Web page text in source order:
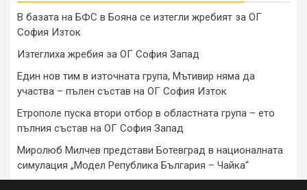
В базата на БФС в Бояна се изтегли жребият за ОГ
София Изток
Изтеглиха жребия за ОГ София Запад
Един нов тим в източната група, Мътивир няма да
участва – пълен състав на ОГ София Изток
Етрополе пуска втори отбор в областната група – ето
пълния състав на ОГ София Запад
Миролюб Милчев представи Ботевград в националната
симулация „Модел Република България – Чайка“